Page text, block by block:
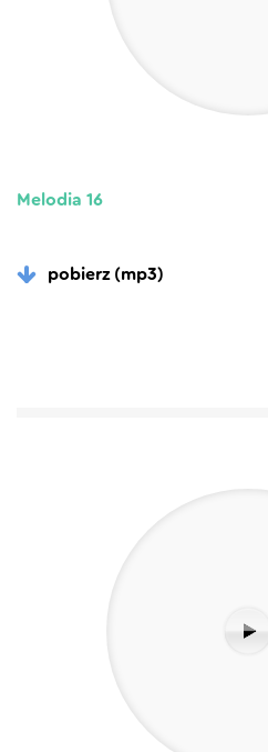
Melodia 16
pobierz (mp3)